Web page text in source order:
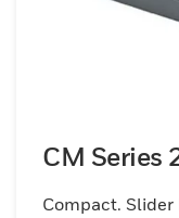
CM Series
Compact.